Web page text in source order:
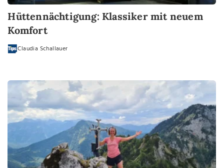
Hüttennächtigung: Klassiker mit neuem
Komfort
Claudia Schallauer